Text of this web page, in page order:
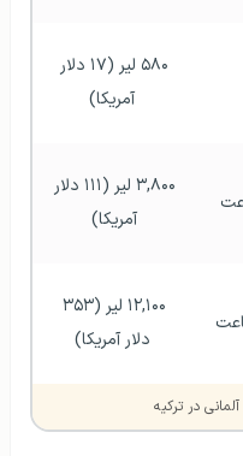
آمریکا)
آمریکا)
دلار آمریکا)
در ترکیه